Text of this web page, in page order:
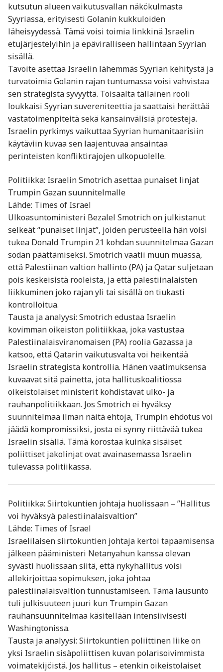
kutsutun alueen vaikutusvallan näkökulmasta
Syyriassa, erityisesti Golanin kukkuloiden
läheisyydessä. Tämä voisi toimia linkkinä Israelin
etujärjestelyihin ja epäviralliseen hallintaan Syyrian
sisällä.
Tavoite asettaa Israelin lähemmäs Syyrian kehitystä ja
turvatoimia Golanin rajan tuntumassa voisi vahvistaa
sen strategista syvyyttä. Toisaalta tällainen rooli
loukkaisi Syyrian suvereniteettia ja saattaisi herättää
vastatoimenpiteitä sekä kansainvälisiä protesteja.
Israelin pyrkimys vaikuttaa Syyrian humanitaarisiin
käytäviin kuvaa sen laajentuvaa ansaintaa
perinteisten konfliktirajojen ulkopuolelle.
Politiikka: Israelin Smotrich asettaa punaiset linjat
Trumpin Gazan suunnitelmalle
Lähde: Times of Israel
Ulkoasuntoministeri Bezalel Smotrich on julkistanut
selkeät “punaiset linjat”, joiden perusteella hän voisi
tukea Donald Trumpin 21 kohdan suunnitelmaa Gazan
sodan päättämiseksi. Smotrich vaatii muun muassa,
että Palestiinan valtion hallinto (PA) ja Qatar suljetaan
pois keskeisistä rooleista, ja että palestiinalaisten
liikkuminen joko rajan yli tai sisällä on tiukasti
kontrolloitua.
Tausta ja analyysi: Smotrich edustaa Israelin
kovimman oikeiston politiikkaa, joka vastustaa
Palestiinalaisviranomaisen (PA) roolia Gazassa ja
katsoo, että Qatarin vaikutusvalta voi heikentää
Israelin strategista kontrollia. Hänen vaatimuksensa
kuvaavat sitä painetta, jota hallituskoalitiossa
oikeistolaiset ministerit kohdistavat ulko- ja
rauhanpolitiikkaan. Jos Smotrich ei hyväksy
suunnitelmaa ilman näitä ehtoja, Trumpin ehdotus voi
jäädä kompromissiksi, josta ei synny riittävää tukea
Israelin sisällä. Tämä korostaa kuinka sisäiset
poliittiset jakolinjat ovat avainasemassa Israelin
tulevassa politiikassa.
Politiikka: Siirtokuntien johtaja huolissaan – ”Hallitus
voi hyväksyä palestiinalaisvaltion”
Lähde: Times of Israel
Israelilaisen siirtokuntien johtaja kertoi tapaamisensa
jälkeen pääministeri Netanyahun kanssa olevan
syvästi huolissaan siitä, että nykyhallitus voisi
allekirjoittaa sopimuksen, joka johtaa
palestiinalaisvaltion tunnustamiseen. Tämä lausunto
tuli julkisuuteen juuri kun Trumpin Gazan
rauhansuunnitelmaa käsitellään intensiivisesti
Washingtonissa.
Tausta ja analyysi: Siirtokuntien poliittinen liike on
yksi Israelin sisäpoliittisen kuvan polarisoivimmista
voimatekijöistä. Jos hallitus – etenkin oikeistolaiset